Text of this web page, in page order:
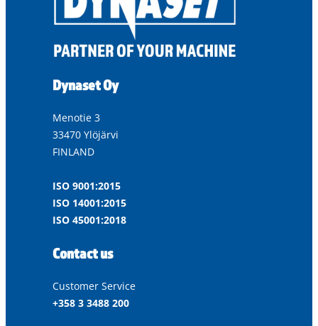
Dynaset Oy
Menotie 3
33470 Ylöjärvi
FINLAND
ISO 9001:2015
ISO 14001:2015
ISO 45001:2018
Contact us
Customer Service
+358 3 3488 200